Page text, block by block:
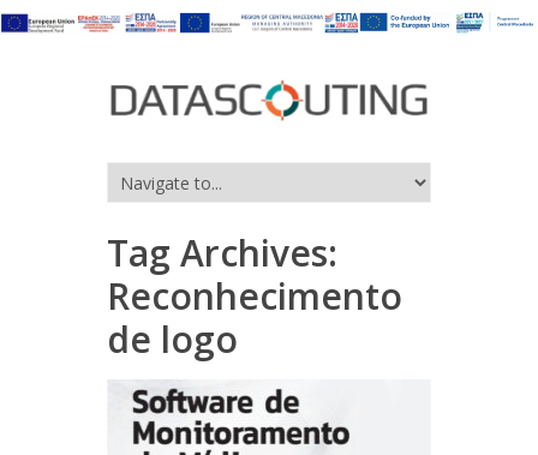
Tag Archives:
Reconhecimento
de logo